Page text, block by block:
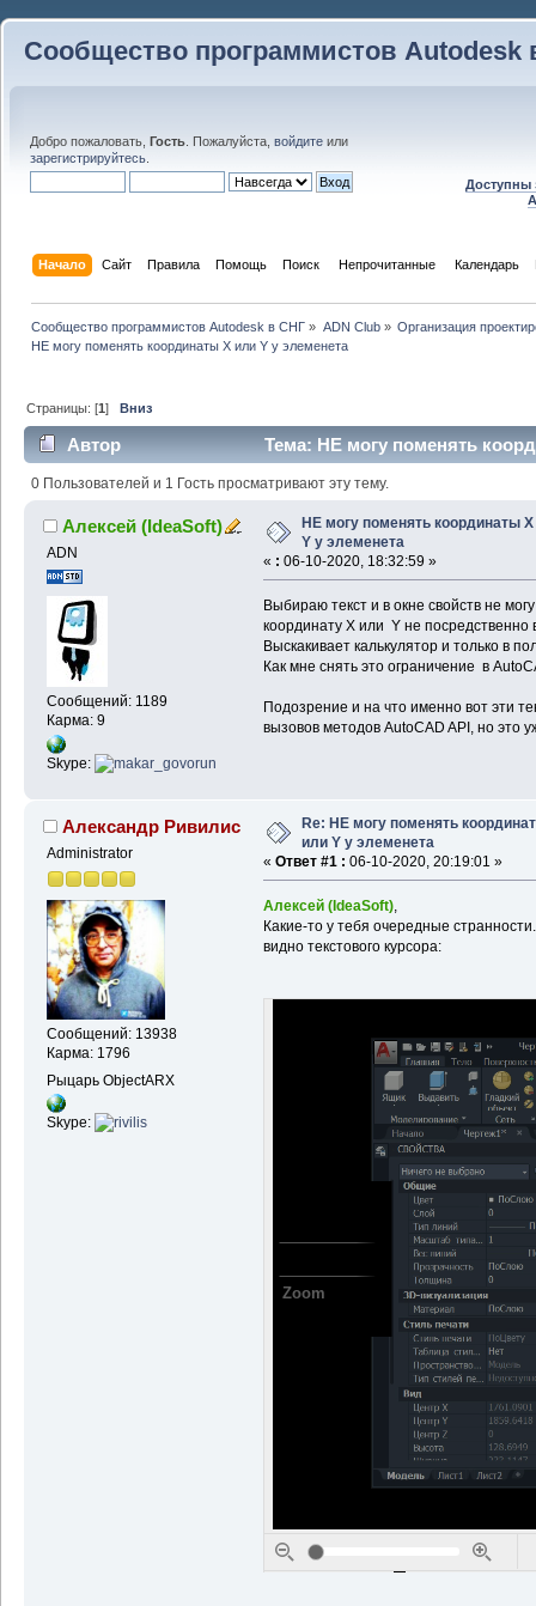
Сообщество программистов Autodesk
Добро пожаловать, Гость . Пожалуйста, войдите или
зарегистрируйтесь
Доступны
Начало Сайт Правила Помощь Поиск Непрочитанные Календарь
Сообщество программистов Autodesk в СНГ » ADN Club» Организация
НЕ могу поменять координаты X или Y у элеменета
Страницы: [1]Вниз
Автор
Тема: НЕ могу поменять
(Прочитано 18822 раз)
0 Пользователей и 1 Гость просматривают эту тему.
Алексей (IdeaSoft)
ADN
Сообщений: 1189
Карма: 9
Skype:
НЕ могу поменять координаты
Y у элеменета
« : 06-10-2020, 18:32:59 »
Выбираю текст и в окне свойств не
координату X или Y не посредственно
Выскакивает калькулятор и только в
Как мне снять это ограничение в
Подозрение и на что именно вот эти
вызовов методов AutoCAD API, но это
Александр Ривилис
Administrator
Сообщений: 13938
Карма: 1796
Рыцарь ObjectARX
Skype:
Re: НЕ могу поменять
или Y у элеменета
« Ответ #1 : 06-10-2020, 20:19:01 »
Алексей (IdeaSoft),
Какие-то у тебя очередные
видно текстового курсора: